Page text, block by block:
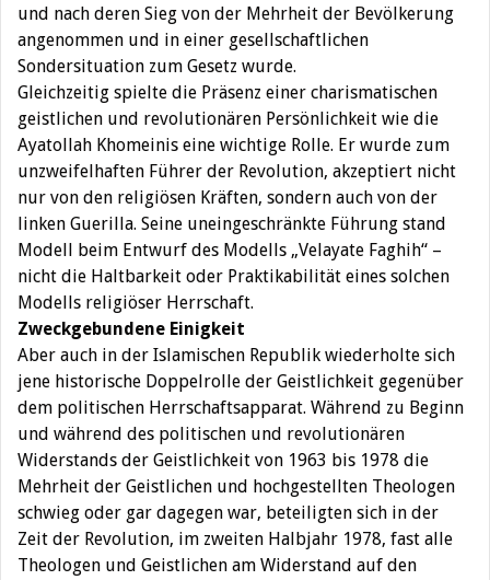
und nach deren Sieg von der Mehrheit der Bevölkerung
angenommen und in einer gesellschaftlichen
Sondersituation zum Gesetz wurde.
Gleichzeitig spielte die Präsenz einer charismatischen
geistlichen und revolutionären Persönlichkeit wie die
Ayatollah Khomeinis eine wichtige Rolle. Er wurde zum
unzweifelhaften Führer der Revolution, akzeptiert nicht
nur von den religiösen Kräften, sondern auch von der
linken Guerilla. Seine uneingeschränkte Führung stand
Modell beim Entwurf des Modells „Velayate Faghih“ –
nicht die Haltbarkeit oder Praktikabilität eines solchen
Modells religiöser Herrschaft.
Zweckgebundene Einigkeit
Aber auch in der Islamischen Republik wiederholte sich
jene historische Doppelrolle der Geistlichkeit gegenüber
dem politischen Herrschaftsapparat. Während zu Beginn
und während des politischen und revolutionären
Widerstands der Geistlichkeit von 1963 bis 1978 die
Mehrheit der Geistlichen und hochgestellten Theologen
schwieg oder gar dagegen war, beteiligten sich in der
Zeit der Revolution, im zweiten Halbjahr 1978, fast alle
Theologen und Geistlichen am Widerstand auf den